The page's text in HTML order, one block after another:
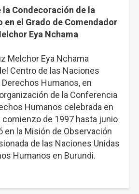
la Condecoración de la
en el Grado de Comendador
Eya Nchama
Melchor Eya Nchama
Centro de las Naciones
Derechos Humanos, en
de la Conferencia
Humanos celebrada en
comienzo de 1997 hasta junio
en la Misión de Observación
de las Naciones Unidas
Humanos en Burundi.